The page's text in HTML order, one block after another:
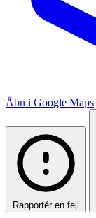
Åbn i Google Maps
Rapportér en fejl